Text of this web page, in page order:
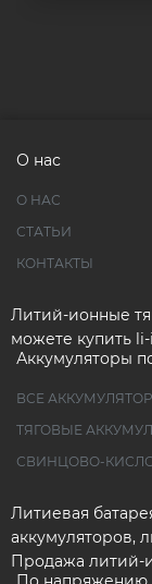
О нас
О НАС
СТАТЬИ
КОНТАКТЫ
Литий-ионные
можете купить
Аккумуляторы
ВСЕ
ТЯГОВЫЕ
СВИНЦОВО-
Литиевая
аккумуляторов,
Продажа литий-